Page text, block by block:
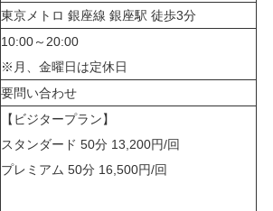
東京メトロ 銀座線 銀座駅 徒歩3分
10:00～20:00
※月、金曜日は定休日
要問い合わせ
【ビジタープラン】
スタンダード 50分 13,200円/回
プレミアム 50分 16,500円/回